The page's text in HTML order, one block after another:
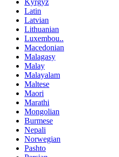
Latin
Latvian
Lithuanian
Luxembou..
Macedonian
Malagasy
Malay
Malayalam
Maltese
Maori
Marathi
Mongolian
Burmese
Nepali
Norwegian
Pashto